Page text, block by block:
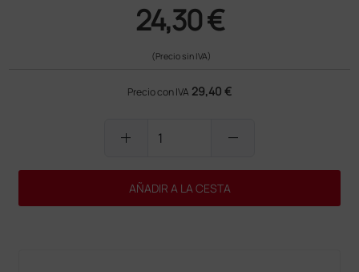
24,30 €
(Precio sin IVA)
Precio con IVA 29,40 €
add remove
AÑADIR A LA CESTA